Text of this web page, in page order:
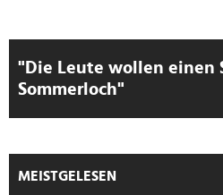
soziale Medien, Werbung und
Partner führen diese
weiteren Daten zusammen, die
"Die Leute wollen einen
Sommerloch"
MEISTGELESEN